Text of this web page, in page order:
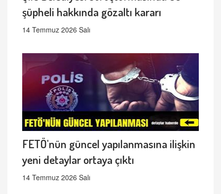
şüpheli hakkında gözaltı kararı
14 Temmuz 2026 Salı
FETÖ'nün güncel yapılanmasına ilişkin
yeni detaylar ortaya çıktı
14 Temmuz 2026 Salı